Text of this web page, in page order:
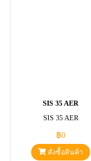
SIS 35 AER
SIS 35 AER
฿0
สั่งซื้อสินค้า